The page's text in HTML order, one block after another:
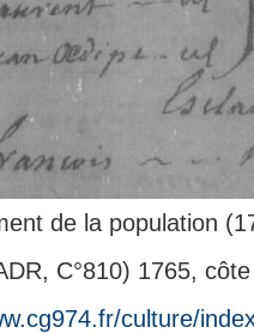
de la population
C°810) 1765,
culture/